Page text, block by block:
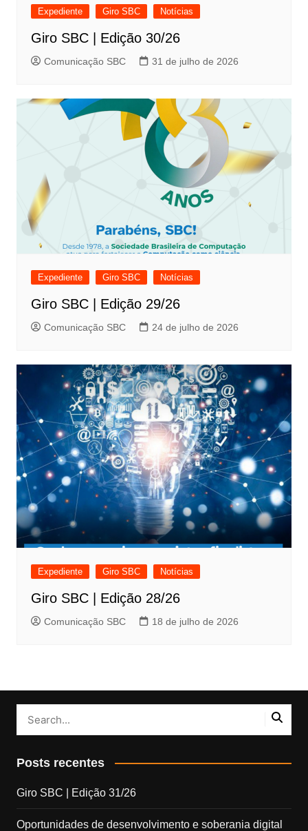
Expediente Giro SBC Notícias
Giro SBC | Edição 30/26
Comunicação SBC 31 de julho de 2026
Expediente Giro SBC Notícias
Giro SBC | Edição 29/26
Comunicação SBC 24 de julho de 2026
Expediente Giro SBC Notícias
Giro SBC | Edição 28/26
Comunicação SBC 18 de julho de 2026
Posts recentes
Giro SBC | Edição 31/26
Oportunidades de desenvolvimento e soberania digital